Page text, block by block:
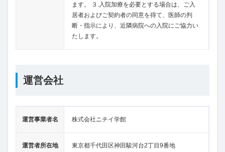
ます。 ３.入院加療を必要とする場合は、ご入
居者およびご契約者の同意を得て、医師の判
断・指示により、近隣病院への入院にご協力い
たします。
運営会社
運営事業者名 株式会社ニチイ学館
運営者所在地 東京都千代田区神田駿河台2丁目9番地